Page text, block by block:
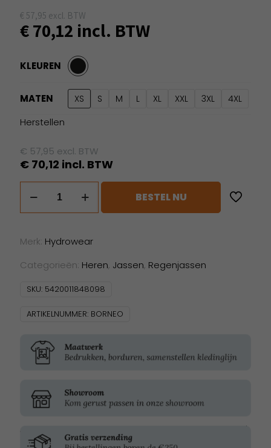
€ 57,95 excl. BTW
€70,12 incl. BTW
KLEUREN
MATEN XS S M L XL XXL 3XL 4XL
Herstellen
€ 57,95 excl. BTW
€ 70,12 incl. BTW
aantal
BESTEL NU
Merk: Hydrowear
Categorieën: Heren, Jassen, Regenjassen
SKU: 5420011848098
ARTIKELNUMMER: BORNEO